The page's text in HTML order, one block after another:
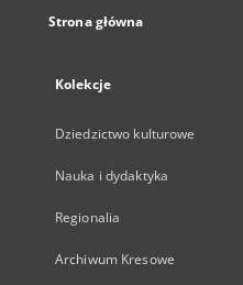
Strona główna
Kolekcje
Dziedzictwo kulturowe
Nauka i dydaktyka
Regionalia
Archiwum Kresowe